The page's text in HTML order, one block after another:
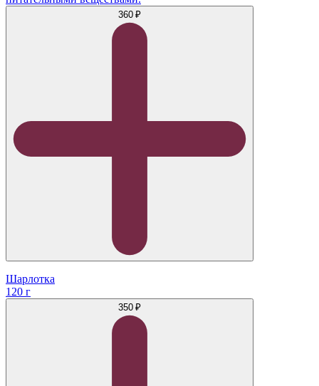
360 ₽
Шарлотка
120 г
350 ₽